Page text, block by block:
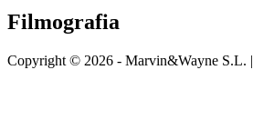
Filmografia
Copyright © 2026 - Marvin&Wayne S.L. |